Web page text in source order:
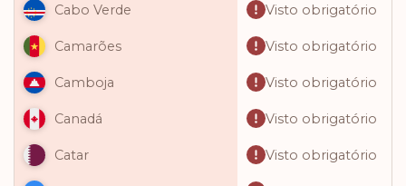
Cabo Verde Visto obrigatório
Camarões Visto obrigatório
Camboja Visto obrigatório
Canadá Visto obrigatório
Catar Visto obrigatório